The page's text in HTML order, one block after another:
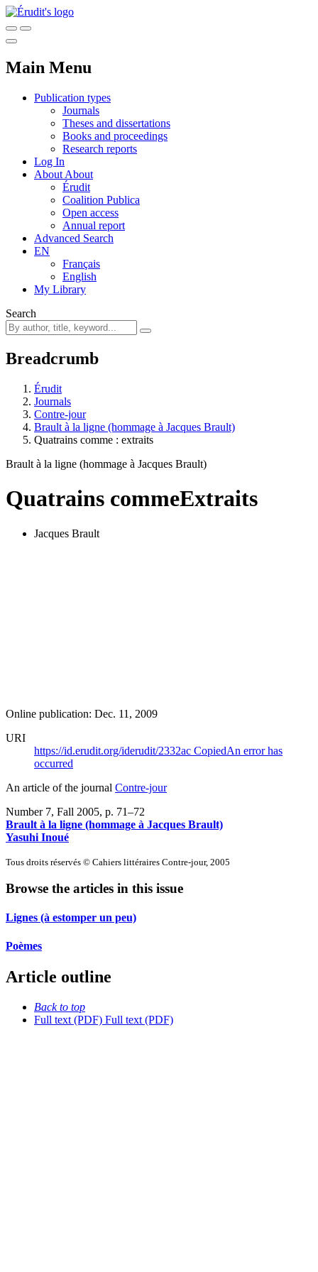
Main Menu
Publication types
Journals
Theses and dissertations
Books and proceedings
Research reports
Log In
About About
Érudit
Coalition Publica
Open access
Annual report
Advanced Search
EN
Français
English
My Library
Search
Breadcrumb
Érudit
Journals
Contre-jour
Brault à la ligne (hommage à Jacques Brault)
Quatrains comme : extraits
Brault à la ligne (hommage à Jacques Brault)
Quatrains commeExtraits
Jacques Brault
Online publication: Dec. 11, 2009
URI
https://id.erudit.org/iderudit/2332ac CopiedAn error has
occurred
An article of the journal Contre-jour
Number 7, Fall 2005, p. 71–72
Brault à la ligne (hommage à Jacques Brault)
Yasuhi Inoué
Tous droits réservés © Cahiers littéraires Contre-jour, 2005
Browse the articles in this issue
Lignes (à estomper un peu)
Poèmes
Article outline
Back to top
Full text (PDF) Full text (PDF)